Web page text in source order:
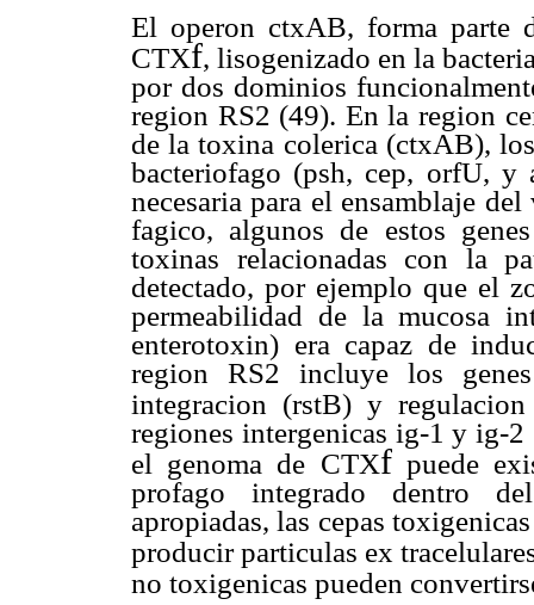
El operon ctxAB, forma parte
CTXf, lisogenizado en la
por dos dominios
region RS2 (49). En la region
de la toxina colerica (ctxAB),
bacteriofago (psh, cep, orfU,
necesaria para el ensamblaje
fagico, algunos de estos
toxinas relacionadas con la
detectado, por ejemplo que el
permeabilidad de la mucosa
enterotoxin) era capaz de
region RS2 incluye los
integracion (rstB) y
regiones intergenicas ig-1 y ig-2
el genoma de CTXfpuede
profago integrado dentro
apropiadas, las cepas
producir particulas ex
no toxigenicas pueden